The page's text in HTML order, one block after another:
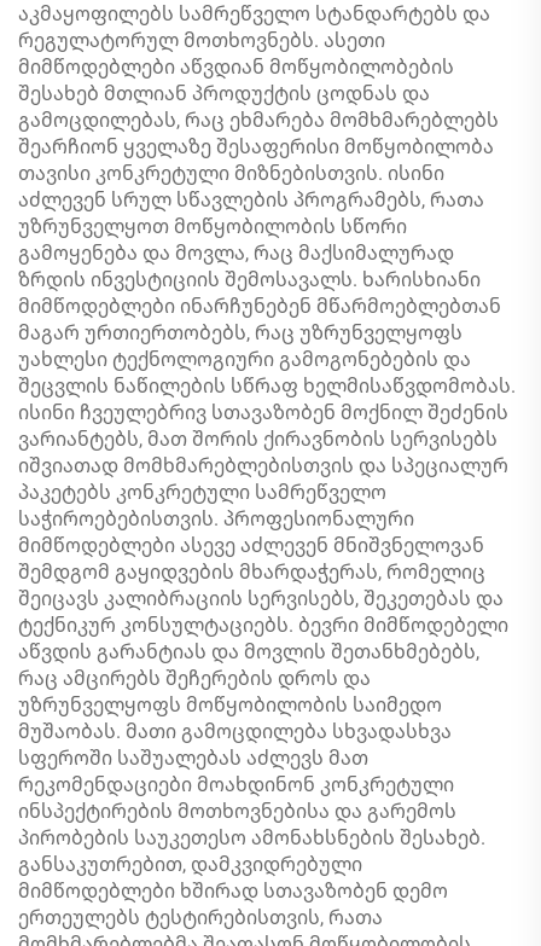
აკმაყოფილებს სამრეწველო სტანდარტებს და
რეგულატორულ მოთხოვნებს. ასეთი
მიმწოდებლები აწვდიან მოწყობილობების
შესახებ მთლიან პროდუქტის ცოდნას და
გამოცდილებას, რაც ეხმარება მომხმარებლებს
შეარჩიონ ყველაზე შესაფერისი მოწყობილობა
თავისი კონკრეტული მიზნებისთვის. ისინი
აძლევენ სრულ სწავლების პროგრამებს, რათა
უზრუნველყოთ მოწყობილობის სწორი
გამოყენება და მოვლა, რაც მაქსიმალურად
ზრდის ინვესტიციის შემოსავალს. ხარისხიანი
მიმწოდებლები ინარჩუნებენ მწარმოებლებთან
მაგარ ურთიერთობებს, რაც უზრუნველყოფს
უახლესი ტექნოლოგიური გამოგონებების და
შეცვლის ნაწილების სწრაფ ხელმისაწვდომობას.
ისინი ჩვეულებრივ სთავაზობენ მოქნილ შეძენის
ვარიანტებს, მათ შორის ქირავნობის სერვისებს
იშვიათად მომხმარებლებისთვის და სპეციალურ
პაკეტებს კონკრეტული სამრეწველო
საჭიროებებისთვის. პროფესიონალური
მიმწოდებლები ასევე აძლევენ მნიშვნელოვან
შემდგომ გაყიდვების მხარდაჭერას, რომელიც
შეიცავს კალიბრაციის სერვისებს, შეკეთებას და
ტექნიკურ კონსულტაციებს. ბევრი მიმწოდებელი
აწვდის გარანტიას და მოვლის შეთანხმებებს,
რაც ამცირებს შეჩერების დროს და
უზრუნველყოფს მოწყობილობის საიმედო
მუშაობას. მათი გამოცდილება სხვადასხვა
სფეროში საშუალებას აძლევს მათ
რეკომენდაციები მოახდინონ კონკრეტული
ინსპექტირების მოთხოვნებისა და გარემოს
პირობების საუკეთესო ამონახსნების შესახებ.
განსაკუთრებით, დამკვიდრებული
მიმწოდებლები ხშირად სთავაზობენ დემო
ერთეულებს ტესტირებისთვის, რათა